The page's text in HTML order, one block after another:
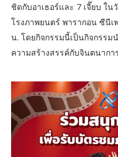
ชิดกับอาเธอร์และ 7 เจี๊ยบ ใ
โรงภาพยนตร์ พารากอน ซีนีเ
น. โดยกิจกรรมนี้เป็นกิจกรรม
ความสร้างสรรค์กับจินตนาก